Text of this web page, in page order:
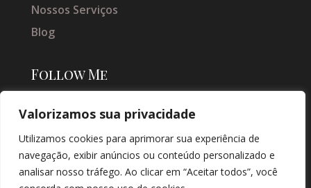
Valorizamos sua privacidade
Utilizamos cookies para aprimorar sua experiência de
navegação, exibir anúncios ou conteúdo personalizado e
analisar nosso tráfego. Ao clicar em “Aceitar todos”, você
Nossos Serviços
Blog
Follow Me